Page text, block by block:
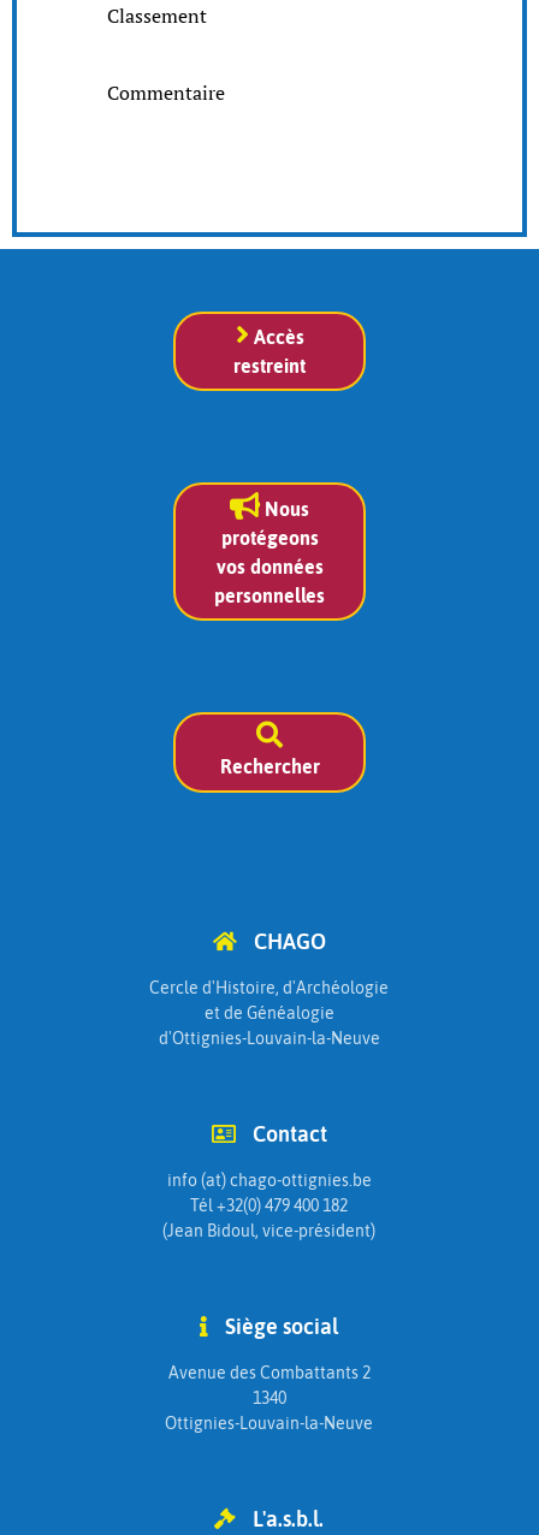
Classement
Commentaire
Accès
restreint
Nous
protégeons
vos données
personnelles
Rechercher
CHAGO
Cercle d'Histoire, d'Archéologie
et de Généalogie
d'Ottignies-Louvain-la-Neuve
Contact
info (at) chago-ottignies.be
Tél +32(0) 479 400 182
(Jean Bidoul, vice-président)
Siège social
Avenue des Combattants 2
1340
Ottignies-Louvain-la-Neuve
L'a.s.b.l.